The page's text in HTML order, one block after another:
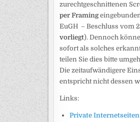
zurechtgeschnittenen
per Framing
EuGH – Beschluss vom
vorliegt). Dennoch
sofort als solches
teilen Sie dies bitte
Die zeitaufwändigere
entspricht nicht dessen
Links:
Private